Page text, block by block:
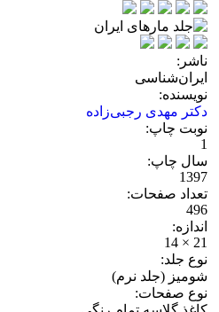
مهدی رجبی‌زاده
چاپ:
چاپ:
صفحات:
جلد:
(جلد نرم)
صفحات: